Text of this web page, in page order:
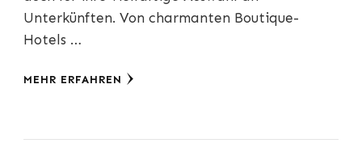
Unterkünften. Von charmanten Boutique-
Hotels …
MEHR ERFAHREN